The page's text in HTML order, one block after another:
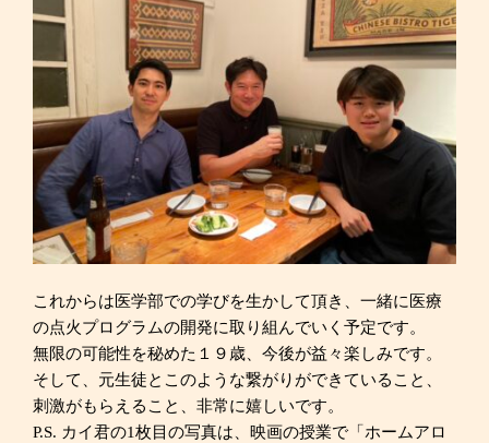
これからは医学部での学びを生かして頂き、一緒に医療
の点火プログラムの開発に取り組んでいく予定です。
無限の可能性を秘めた１９歳、今後が益々楽しみです。
そして、元生徒とこのような繋がりができていること、
刺激がもらえること、非常に嬉しいです。
P.S. カイ君の1枚目の写真は、映画の授業で「ホームアロ